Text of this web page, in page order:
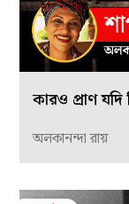
কারও প্রাণ যদি
অলকানন্দা রায়